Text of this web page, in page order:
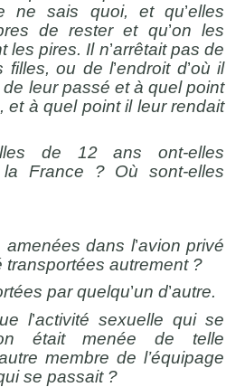
ne sais quoi, et qu’elles
de rester et qu’on les
les pires. Il n’arrêtait pas de
filles, ou de l’endroit d’où il
leur passé et à quel point
et à quel point il leur rendait
de 12 ans ont-elles
France ? Où sont-elles
amenées dans l’avion privé
transportées autrement ?
par quelqu’un d’autre.
l’activité sexuelle qui se
était menée de telle
membre de l’équipage
se passait ?